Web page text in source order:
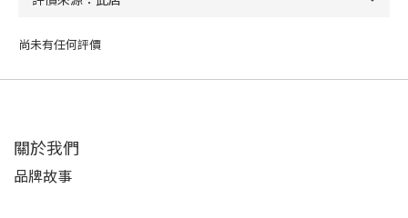
尚未有任何評價
關於我們
品牌故事